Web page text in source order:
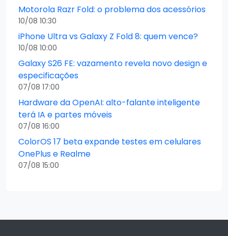
Motorola Razr Fold: o problema dos acessórios
10/08 10:30
iPhone Ultra vs Galaxy Z Fold 8: quem vence?
10/08 10:00
Galaxy S26 FE: vazamento revela novo design e
especificações
07/08 17:00
Hardware da OpenAI: alto-falante inteligente
terá IA e partes móveis
07/08 16:00
ColorOS 17 beta expande testes em celulares
OnePlus e Realme
07/08 15:00